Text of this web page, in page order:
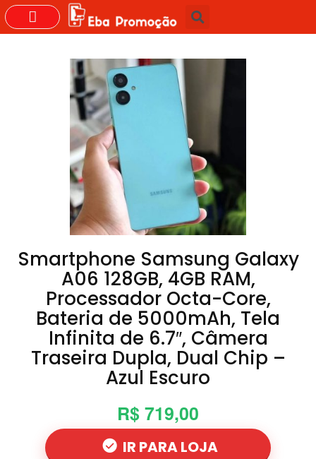
Smartphone Samsung Galaxy
A06 128GB, 4GB RAM,
Processador Octa-Core,
Bateria de 5000mAh, Tela
Infinita de 6.7″, Câmera
Traseira Dupla, Dual Chip –
Azul Escuro
R$ 719,00
IR PARA LOJA